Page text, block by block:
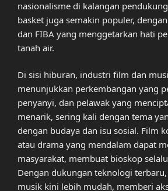
nasionalisme di kalangan
basket juga semakin populer,
dan FIBA yang menggetarkan hati
tanah air.
Di sisi hiburan, industri film dan
menunjukkan perkembangan yang
penyanyi, dan pelawak yang
menarik, sering kali dengan tema
dengan budaya dan isu sosial. Film
atau drama yang mendalam dapat
masyarakat, membuat bioskop
Dengan dukungan teknologi
musik kini lebih mudah, memberi